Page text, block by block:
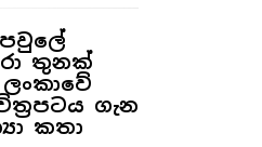
තුනක්
ගැන
කතා